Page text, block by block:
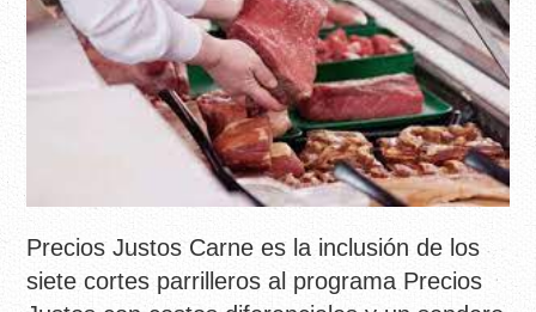
Precios Justos Carne es la inclusión de los
siete cortes parrilleros al programa Precios